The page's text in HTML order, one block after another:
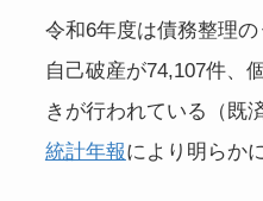
令和6年度は債務整理
自己破産が74,107件、
きが行われている（既
統計年報により明らか